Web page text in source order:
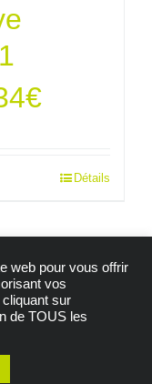
€Le
actuel
est :
Détails
réservés |
de vente
web pour vous offrir
vos
sur
de TOUS les